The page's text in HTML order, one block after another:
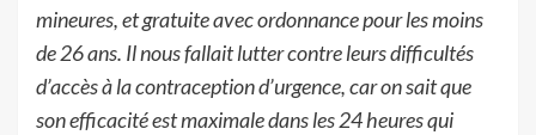
mineures, et gratuite avec ordonnance pour les moins
de 26 ans. Il nous fallait lutter contre leurs difficultés
d’accès à la contraception d’urgence, car on sait que
son efficacité est maximale dans les 24 heures qui